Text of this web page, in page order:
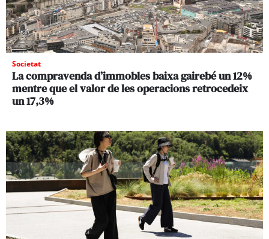
Societat
La compravenda d’immobles baixa gairebé un 12%
mentre que el valor de les operacions retrocedeix
un 17,3%